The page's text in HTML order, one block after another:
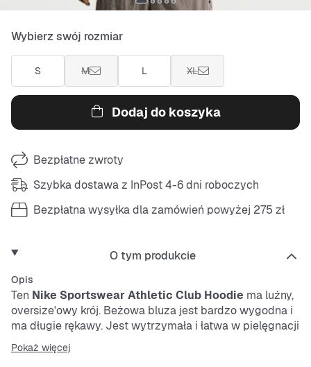
Wybierz swój rozmiar
S M L XL
Dodaj do koszyka
Bezpłatne zwroty
Szybka dostawa z InPost 4-6 dni roboczych
Bezpłatna wysyłka dla zamówień powyżej 275 zł
O tym produkcie
Opis
Ten Nike Sportswear Athletic Club Hoodie ma luźny,
oversize'owy krój. Beżowa bluza jest bardzo wygodna i
ma długie rękawy. Jest wytrzymała i łatwa w pielęgnacji
– idealna na co dzień. Fajny nadruk „Nike On Tour” na
plecach dopełnia stylizację.
Pokaż więcej